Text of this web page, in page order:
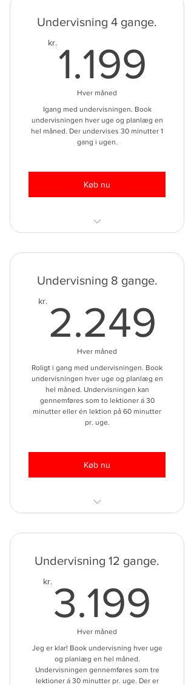
digitale værktøjer
TALLAB Talks
Løbende nye videoer og værktøjer
Support.
Undervisning 4 gange.
kr. 1.199
Hver måned
Igang med undervisningen. Book
undervisningen hver uge og planlæg en
hel måned. Der undervises 30 minutter 1
gang i ugen.
Køb nu
PD uddannet matematikvejleder.
Fra indskoling til
ungdomsuddannelse.
Brug dine eller mine opgaver.
Undervisning 8 gange.
kr. 2.249
Hver måned
Roligt i gang med undervisningen. Book
undervisningen hver uge og planlæg en
hel måned. Undervisningen kan
gennemføres som to lektioner á 30
minutter eller én lektion på 60 minutter
pr. uge.
Køb nu
PD uddannet matematikvejleder.
Fra indskoling til
ungdomsuddannelse.
Undervisning 12 gange.
kr. 3.199
Hver måned
Jeg er klar! Book undervisning hver uge
og planlæg en hel måned.
Undervisningen gennemføres som tre
lektioner á 30 minutter pr. uge. Der er